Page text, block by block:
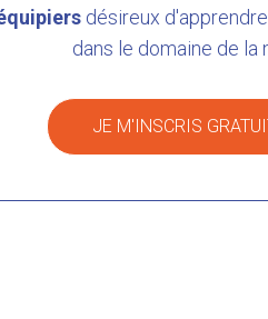
désireux
dans le domaine de la
JE M'INSCRIS